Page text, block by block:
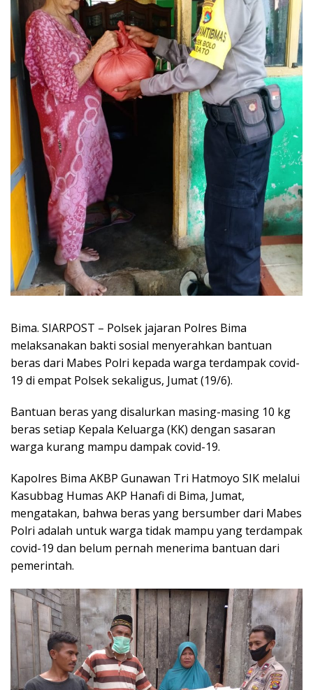
Bima. SIARPOST – Polsek jajaran Polres Bima
melaksanakan bakti sosial menyerahkan bantuan
beras dari Mabes Polri kepada warga terdampak covid-
19 di empat Polsek sekaligus, Jumat (19/6).
Bantuan beras yang disalurkan masing-masing 10 kg
beras setiap Kepala Keluarga (KK) dengan sasaran
warga kurang mampu dampak covid-19.
Kapolres Bima AKBP Gunawan Tri Hatmoyo SIK melalui
Kasubbag Humas AKP Hanafi di Bima, Jumat,
mengatakan, bahwa beras yang bersumber dari Mabes
Polri adalah untuk warga tidak mampu yang terdampak
covid-19 dan belum pernah menerima bantuan dari
pemerintah.